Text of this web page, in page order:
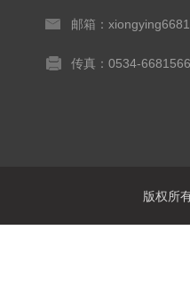
邮箱：
传真：0534-6681566
版权所